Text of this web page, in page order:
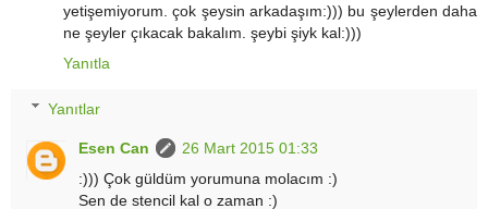
yetişemiyorum. çok şeysin arkadaşım:))) bu şeylerden daha
ne şeyler çıkacak bakalım. şeybi şiyk kal:)))
Yanıtla
Yanıtlar
Esen Can
26 Mart 2015 01:33
:))) Çok güldüm yorumuna molacım :)
Sen de stencil kal o zaman :)